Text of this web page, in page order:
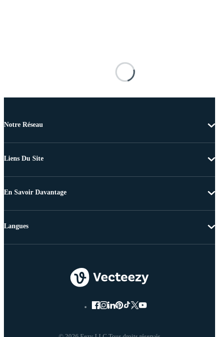
Notre Réseau
Liens Du Site
En Savoir Davantage
Langues